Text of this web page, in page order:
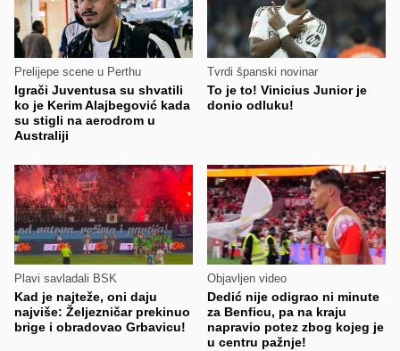
Prelijepe scene u Perthu
Igrači Juventusa su shvatili
ko je Kerim Alajbegović kada
su stigli na aerodrom u
Australiji
Tvrdi španski novinar
To je to! Vinicius Junior je
donio odluku!
Plavi savladali BSK
Kad je najteže, oni daju
najviše: Željezničar prekinuo
brige i obradovao Grbavicu!
Objavljen video
Dedić nije odigrao ni minute
za Benficu, pa na kraju
napravio potez zbog kojeg je
u centru pažnje!